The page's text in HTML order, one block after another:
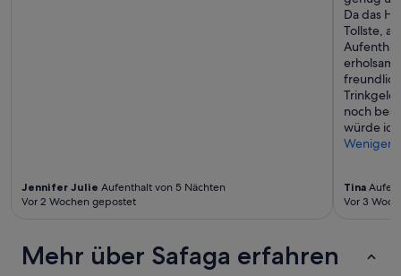
Jennifer Julie Aufenthalt von 5 Nächten
Vor 2 Wochen gepostet
Da das
Tollste,
Trinkgeld
noch
würde
Weniger
Tina
Vor 3
Mehr über Safaga erfahren